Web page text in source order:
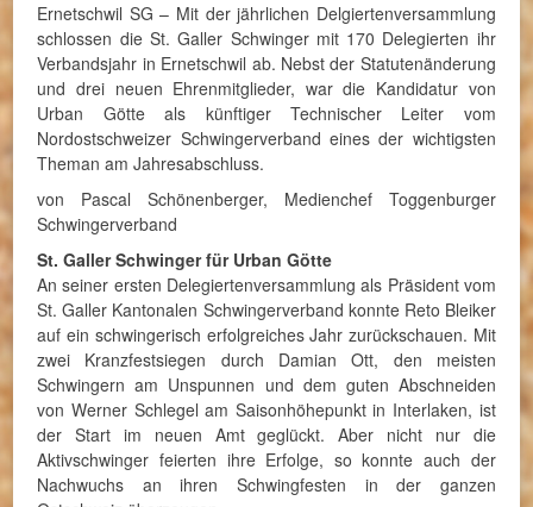
Ernetschwil SG – Mit der jährlichen Delgiertenversammlung
schlossen die St. Galler Schwinger mit 170 Delegierten ihr
Verbandsjahr in Ernetschwil ab. Nebst der Statutenänderung
und drei neuen Ehrenmitglieder, war die Kandidatur von
Urban Götte als künftiger Technischer Leiter vom
Nordostschweizer Schwingerverband eines der wichtigsten
Theman am Jahresabschluss.
von Pascal Schönenberger, Medienchef Toggenburger
Schwingerverband
St. Galler Schwinger für Urban Götte
An seiner ersten Delegiertenversammlung als Präsident vom
St. Galler Kantonalen Schwingerverband konnte Reto Bleiker
auf ein schwingerisch erfolgreiches Jahr zurückschauen. Mit
zwei Kranzfestsiegen durch Damian Ott, den meisten
Schwingern am Unspunnen und dem guten Abschneiden
von Werner Schlegel am Saisonhöhepunkt in Interlaken, ist
der Start im neuen Amt geglückt. Aber nicht nur die
Aktivschwinger feierten ihre Erfolge, so konnte auch der
Nachwuchs an ihren Schwingfesten in der ganzen